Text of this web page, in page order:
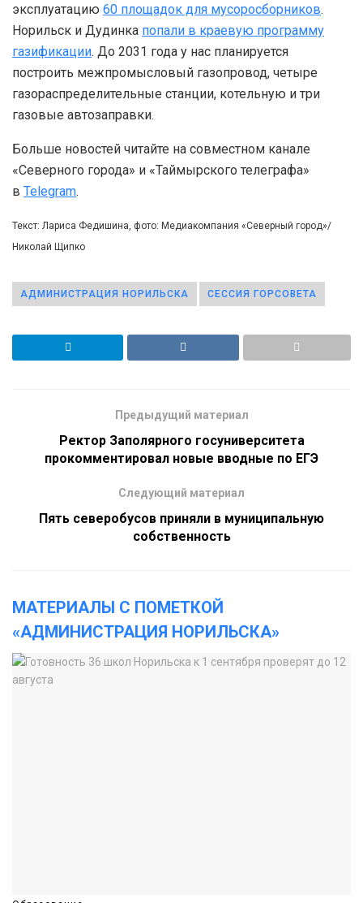
эксплуатацию 60 площадок для мусоросборников.
Норильск и Дудинка попали в краевую программу
газификации. До 2031 года у нас планируется
построить межпромысловый газопровод, четыре
газораспределительные станции, котельную и три
газовые автозаправки.
Больше новостей читайте на совместном канале
«Северного города» и «Таймырского телеграфа»
в Telegram.
Текст: Лариса Федишина, фото: Медиакомпания «Северный город»/
Николай Щипко
АДМИНИСТРАЦИЯ НОРИЛЬСКА СЕССИЯ ГОРСОВЕТА
Предыдущий материал
Ректор Заполярного госуниверситета
прокомментировал новые вводные по ЕГЭ
Следующий материал
Пять северобусов приняли в муниципальную
собственность
МАТЕРИАЛЫ С ПОМЕТКОЙ
«АДМИНИСТРАЦИЯ НОРИЛЬСКА»